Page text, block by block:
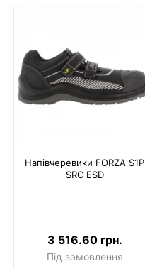
Напівчеревики FORZA S1P
SRC ESD
3 516.60 грн.
Під замовлення